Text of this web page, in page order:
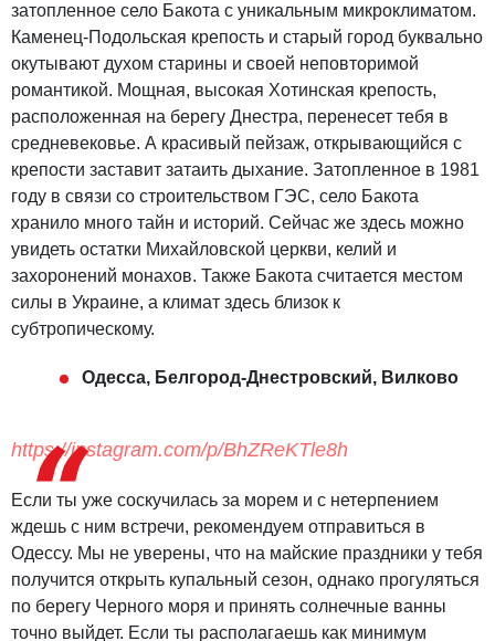
затопленное село Бакота с уникальным микроклиматом.
Каменец-Подольская крепость и старый город буквально
окутывают духом старины и своей неповторимой
романтикой. Мощная, высокая Хотинская крепость,
расположенная на берегу Днестра, перенесет тебя в
средневековье. А красивый пейзаж, открывающийся с
крепости заставит затаить дыхание. Затопленное в 1981
году в связи со строительством ГЭС, село Бакота
хранило много тайн и историй. Сейчас же здесь можно
увидеть остатки Михайловской церкви, келий и
захоронений монахов. Также Бакота считается местом
силы в Украине, а климат здесь близок к
субтропическому.
Одесса, Белгород-Днестровский, Вилково
https://instagram.com/p/BhZReKTle8h
Если ты уже соскучилась за морем и с нетерпением
ждешь с ним встречи, рекомендуем отправиться в
Одессу. Мы не уверены, что на майские праздники у тебя
получится открыть купальный сезон, однако прогуляться
по берегу Черного моря и принять солнечные ванны
точно выйдет. Если ты располагаешь как минимум